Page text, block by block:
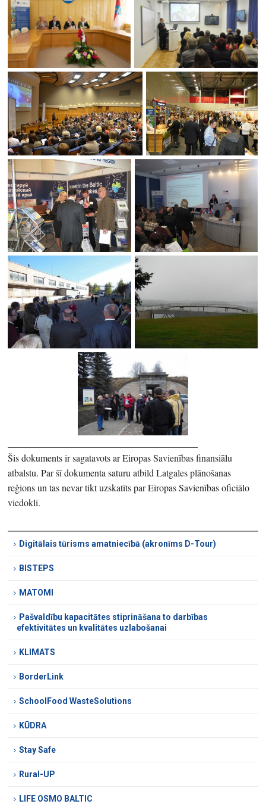
Šis dokuments ir sagatavots ar Eiropas Savienības finansiālu
atbalstu. Par šī dokumenta saturu atbild Latgales plānošanas
reģions un tas nevar tikt uzskatīts par Eiropas Savienības oficiālo
viedokli.
Digitālais tūrisms amatniecībā (akronīms D-Tour)
BISTEPS
MATOMI
Pašvaldību kapacitātes stiprināšana to darbības
efektivitātes un kvalitātes uzlabošanai
KLIMATS
BorderLink
SchoolFood WasteSolutions
KŪDRA
Stay Safe
Rural-UP
LIFE OSMO BALTIC